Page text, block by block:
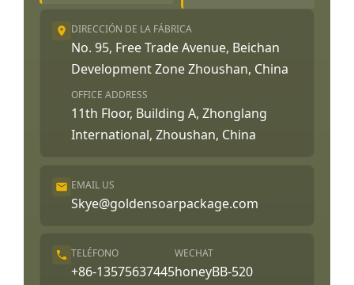
DIRECCIÓN DE LA FÁBRICA
No. 95, Free Trade Avenue, Beichan
Development Zone Zhoushan, China
OFFICE ADDRESS
11th Floor, Building A, Zhonglang
International, Zhoushan, China
EMAIL US
Skye@goldensoarpackage.com
TELÉFONO
+86-13575637445
WECHAT
honeyBB-520